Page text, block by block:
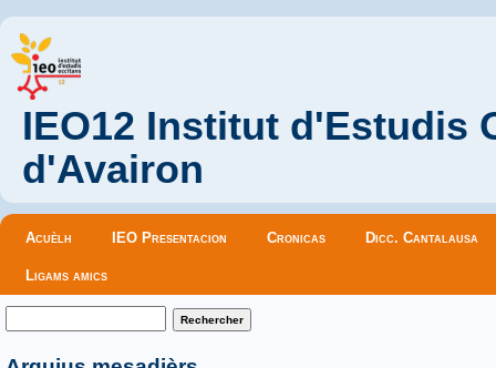
IEO12 Institut d'Estudis
d'Avairon
Menu principal
Acuèlh IEO Presentacion Cronicas Dicc. Cantalausa
Ligams amics
Formulaire de recherche